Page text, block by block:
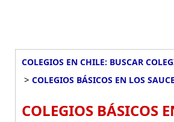
COLEGIOS EN CHILE: BUSCAR
> COLEGIOS BÁSICOS EN LOS
COLEGIOS BÁSICOS